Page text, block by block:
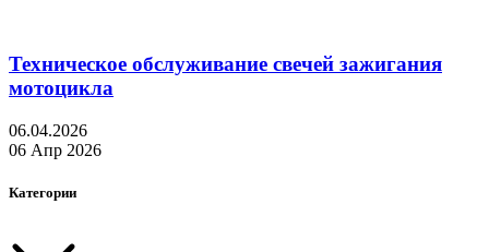
Техническое обслуживание свечей зажигания
мотоцикла
06.04.2026
06 Апр 2026
Категории